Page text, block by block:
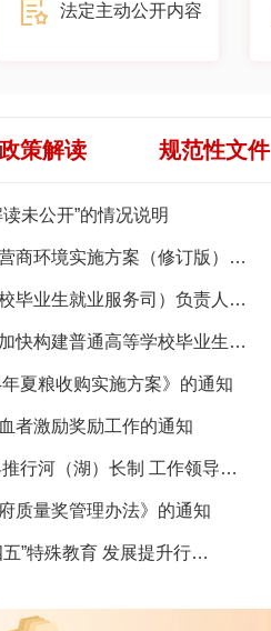
法定主动公开内容
策解读 规范性文件
未公开”的情况说明
商环境实施方案（修订版）…
毕业生就业服务司）负责人…
快构建普通高等学校毕业生…
夏粮收购实施方案》的通知
者激励奖励工作的通知
行河（湖）长制 工作领导…
质量奖管理办法》的通知
”特殊教育 发展提升行…